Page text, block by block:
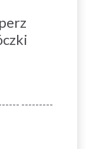
---------